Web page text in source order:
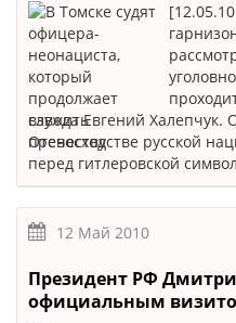
взвода Евгений Халепчук.
превосходстве русской
перед гитлеровской
12 Май 2010
Президент РФ
официальным